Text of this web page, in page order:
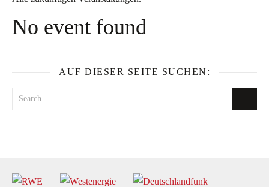
No event found
AUF DIESER SEITE SUCHEN: